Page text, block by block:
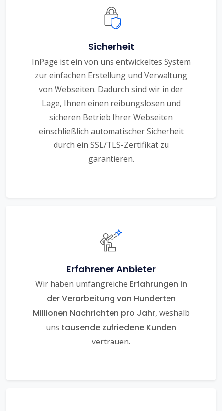
Sicherheit
InPage ist ein von uns entwickeltes System
zur einfachen Erstellung und Verwaltung
von Webseiten. Dadurch sind wir in der
Lage, Ihnen einen reibungslosen und
sicheren Betrieb Ihrer Webseiten
einschließlich automatischer Sicherheit
durch ein SSL/TLS-Zertifikat zu
garantieren.
Erfahrener Anbieter
Wir haben umfangreiche Erfahrungen in
der Verarbeitung von Hunderten
Millionen Nachrichten pro Jahr, weshalb
uns tausende zufriedene Kunden
vertrauen.